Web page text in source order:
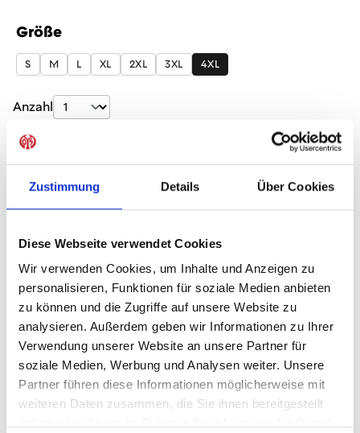
Zustimmung Details Über Cookies
Diese Webseite verwendet Cookies
Wir verwenden Cookies, um Inhalte und Anzeigen zu
personalisieren, Funktionen für soziale Medien anbieten
zu können und die Zugriffe auf unsere Website zu
analysieren. Außerdem geben wir Informationen zu Ihrer
Verwendung unserer Website an unsere Partner für
soziale Medien, Werbung und Analysen weiter. Unsere
Partner führen diese Informationen möglicherweise mit
weiteren Daten zusammen, die Sie ihnen bereitgestellt
Größe
auswählen
S M L XL 2XL 3XL 4XL
Produkt Anzahl: Gib den gewünschten
Anzahl
Sofort verfügbar, Lieferzeit: 5-7 Tage
Produktdetails
ÄHNLICHE PRODUKTE